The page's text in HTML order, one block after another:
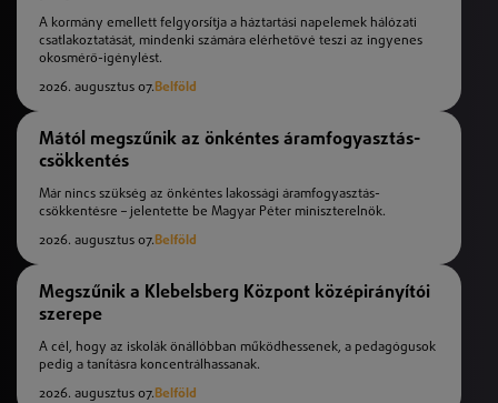
A kormány emellett felgyorsítja a háztartási napelemek hálózati
csatlakoztatását, mindenki számára elérhetővé teszi az ingyenes
okosmérő-igénylést.
2026. augusztus 07.Belföld
Mától megszűnik az önkéntes áramfogyasztás-
csökkentés
Már nincs szükség az önkéntes lakossági áramfogyasztás-
csökkentésre – jelentette be Magyar Péter miniszterelnök.
2026. augusztus 07.Belföld
Megszűnik a Klebelsberg Központ középirányítói
szerepe
A cél, hogy az iskolák önállóbban működhessenek, a pedagógusok
pedig a tanításra koncentrálhassanak.
2026. augusztus 07.Belföld